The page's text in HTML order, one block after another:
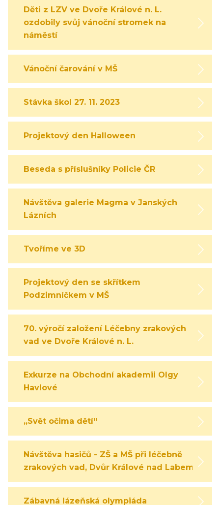
Děti z LZV ve Dvoře Králové n. L.
ozdobily svůj vánoční stromek na
náměstí
Vánoční čarování v MŠ
Stávka škol 27. 11. 2023
Projektový den Halloween
Beseda s příslušníky Policie ČR
Návštěva galerie Magma v Janských
Lázních
Tvoříme ve 3D
Projektový den se skřítkem
Podzimníčkem v MŠ
70. výročí založení Léčebny zrakových
vad ve Dvoře Králové n. L.
Exkurze na Obchodní akademii Olgy
Havlové
„Svět očima dětí“
Návštěva hasičů - ZŠ a MŠ při léčebně
zrakových vad, Dvůr Králové nad Labem
Zábavná lázeňská olympiáda